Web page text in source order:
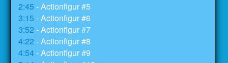
2:45 - Actionfigur #5
3:15 - Actionfigur #6
3:52 - Actionfigur #7
4:22 - Actionfigur #8
4:54- Actionfigur #9